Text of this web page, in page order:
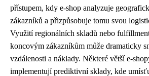
přístupem, kdy e-shop analyzuje
zákazníků a přizpůsobuje tomu svou
Využití regionálních skladů nebo
koncovým zákazníkům může dramaticky
vzdálenosti a náklady. Některé větší e-
implementují prediktivní sklady, kde